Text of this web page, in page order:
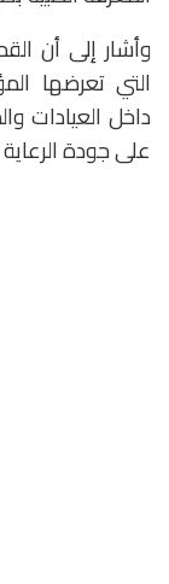
وأشار إلى أن
التي تعرضها
داخل العيادات
على جودة